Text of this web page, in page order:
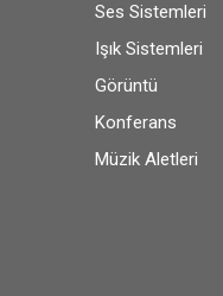
Ses Sistemleri
Işık Sistemleri
Görüntü
Konferans
Müzik Aletleri